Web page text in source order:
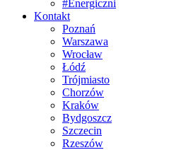
#Energiczni
Kontakt
Poznań
Warszawa
Wrocław
Łódź
Trójmiasto
Chorzów
Kraków
Bydgoszcz
Szczecin
Rzeszów